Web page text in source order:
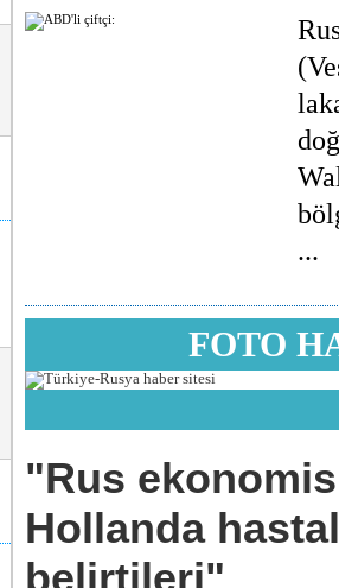
...
FOTO
"Rus
Hollanda
belirtileri"